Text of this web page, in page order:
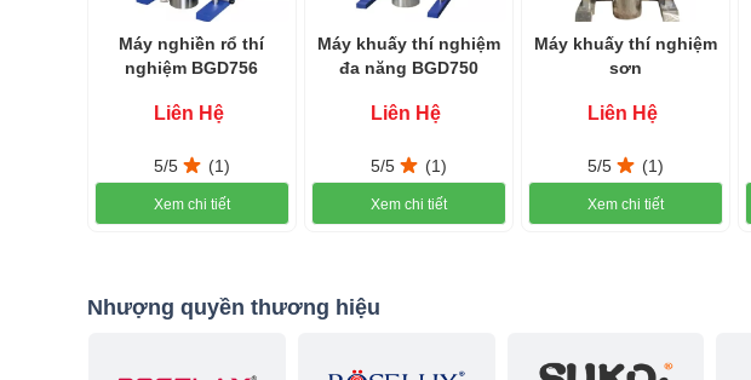
Máy nghiền rổ thí
nghiệm BGD756
Liên Hệ
5/5 (1)
Xem chi tiết
Máy khuấy thí nghiệm
đa năng BGD750
Liên Hệ
5/5 (1)
Xem chi tiết
Máy khuấy thí nghiệm
sơn
Liên Hệ
5/5 (1)
Xem chi tiết
Nhượng quyền thương hiệu